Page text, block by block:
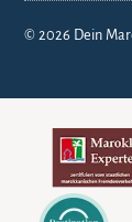
© 2026 Dein